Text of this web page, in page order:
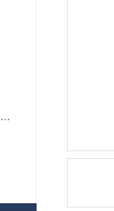
贝克曼库尔特电阻法颗粒计数器